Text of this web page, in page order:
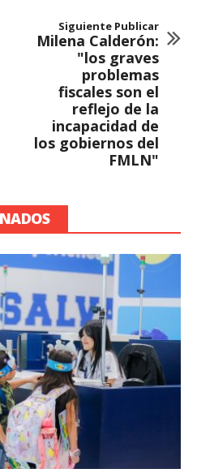
Siguiente Publicar
Milena Calderón:
"los graves
problemas
fiscales son el
reflejo de la
incapacidad de
los gobiernos del
FMLN"